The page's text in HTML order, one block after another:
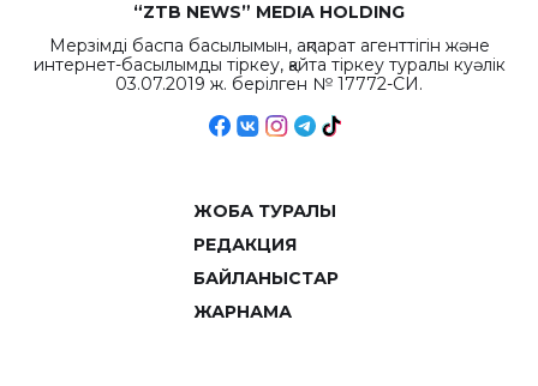
“ZTB NEWS” MEDIA HOLDING
Мерзімді баспа басылымын, ақпарат агенттігін және
интернет-басылымды тіркеу, қайта тіркеу туралы куәлік
03.07.2019 ж. берілген № 17772-СИ.
ЖОБА ТУРАЛЫ
РЕДАКЦИЯ
БАЙЛАНЫСТАР
ЖАРНАМА